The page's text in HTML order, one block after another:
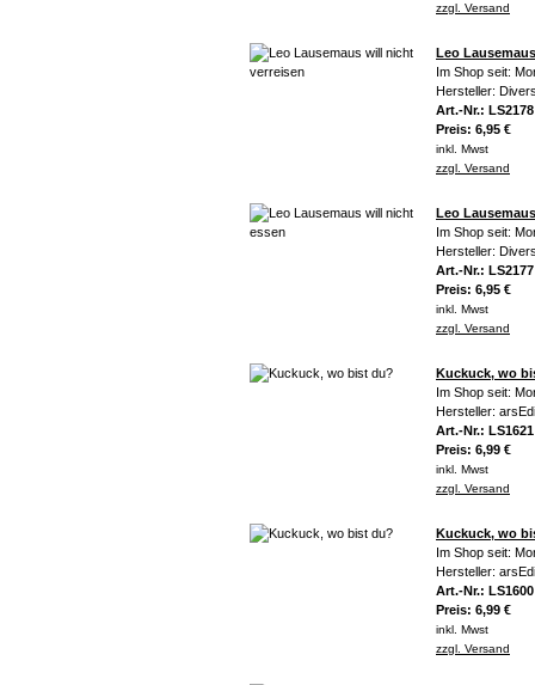
zzgl. Versand
Leo
Im Shop seit:
Hersteller:
Art.-Nr.: LS2178
Preis: 6,95 €
inkl. Mwst
zzgl. Versand
Leo
Im Shop seit:
Hersteller:
Art.-Nr.: LS2177
Preis: 6,95 €
inkl. Mwst
zzgl. Versand
Kuckuck, wo
Im Shop seit:
Hersteller:
Art.-Nr.: LS1621
Preis: 6,99 €
inkl. Mwst
zzgl. Versand
Kuckuck, wo
Im Shop seit:
Hersteller:
Art.-Nr.: LS1600
Preis: 6,99 €
inkl. Mwst
zzgl. Versand